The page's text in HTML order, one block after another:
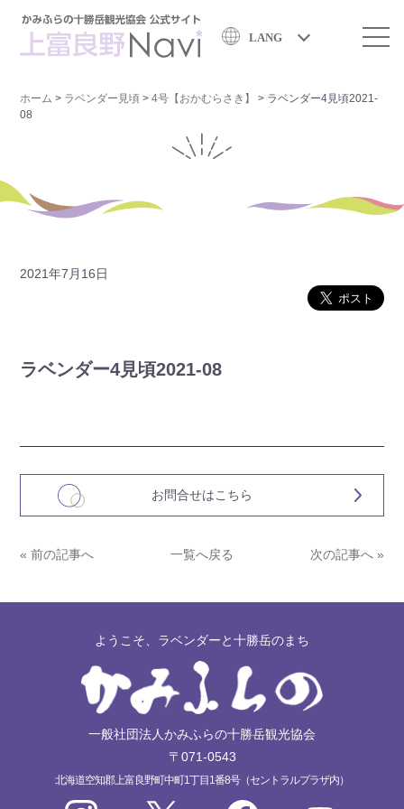
LANG
ホーム > ラベンダー見頃 >4号【おかむらさき】 > ラベンダー4見頃2021-
08
2021年7月16日
ラベンダー4見頃2021-08
お問合せはこちら
« 前の記事へ 一覧へ戻る 次の記事へ »
ようこそ、ラベンダーと十勝岳のまち
一般社団法人かみふらの十勝岳観光協会
〒071-0543
北海道空知郡上富良野町中町1丁目1番8号（セントラルプラザ内）